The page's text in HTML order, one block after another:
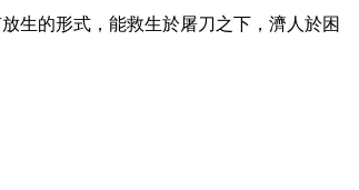
生的形式，能救生於屠刀之下，濟人於困